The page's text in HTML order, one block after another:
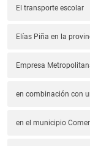
El transporte escolar
Elías Piña en la
Empresa
en combinación con
en el municipio